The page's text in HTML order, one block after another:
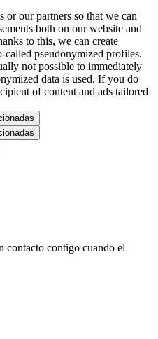
or our partners so that we can
both on our website and
to this, we can create
called pseudonymized profiles.
not possible to immediately
data is used. If you do
of content and ads tailored
contacto contigo cuando el